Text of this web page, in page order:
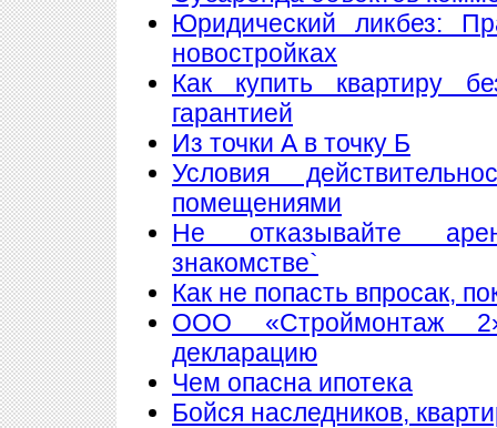
Юридический ликбез:
новостройках
Как купить квартиру
гарантией
Из точки А в точку Б
Условия
помещениями
Не отказывайте
знакомстве`
Как не попасть впросак,
ООО «Строймонтаж
декларацию
Чем опасна ипотека
Бойся наследников,